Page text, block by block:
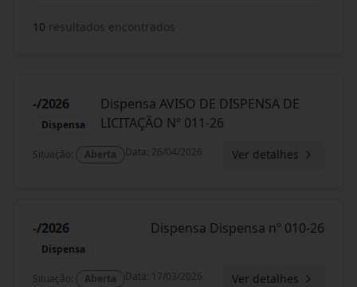
10 resultados encontrados
-/2026
Dispensa
Dispensa AVISO DE DISPENSA DE
LICITAÇÃO Nº 011-26
Situação: Aberta Data: 26/04/2026 Ver detalhes
-/2026
Dispensa
Dispensa Dispensa nº 010-26
Situação: Aberta Data: 17/03/2026 Ver detalhes